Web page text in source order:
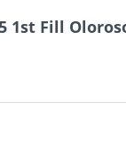
Fill